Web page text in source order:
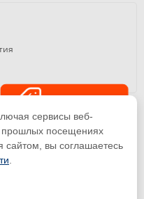
ИНН 1650288518 | ОГРН
сервисы веб-
посещениях
сайтом, вы соглашаетесь